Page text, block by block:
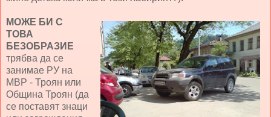
МОЖЕ БИ С
ТОВА
БЕЗОБРАЗИЕ
трябва да се
занимае РУ на
МВР - Троян или
Община Троян (да
се поставят знаци